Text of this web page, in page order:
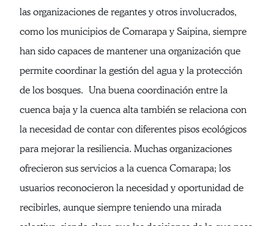
las organizaciones de regantes y otros involucrados,
como los municipios de Comarapa y Saipina, siempre
han sido capaces de mantener una organización que
permite coordinar la gestión del agua y la protección
de los bosques. Una buena coordinación entre la
cuenca baja y la cuenca alta también se relaciona con
la necesidad de contar con diferentes pisos ecológicos
para mejorar la resiliencia. Muchas organizaciones
ofrecieron sus servicios a la cuenca Comarapa; los
usuarios reconocieron la necesidad y oportunidad de
recibirles, aunque siempre teniendo una mirada